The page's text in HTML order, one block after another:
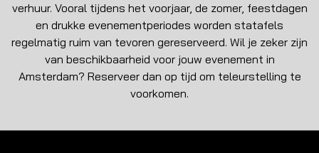
verhuur. Vooral tijdens het voorjaar, de zomer, feestdagen
en drukke evenementperiodes worden statafels
regelmatig ruim van tevoren gereserveerd. Wil je zeker zijn
van beschikbaarheid voor jouw evenement in
Amsterdam? Reserveer dan op tijd om teleurstelling te
voorkomen.